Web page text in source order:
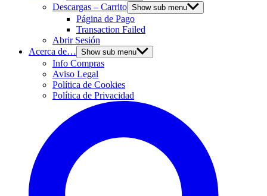
Descargas – Carrito Show sub menu
Página de Pago
Transaction Failed
Abrir Sesión
Acerca de… Show sub menu
Info Compras
Aviso Legal
Política de Cookies
Política de Privacidad